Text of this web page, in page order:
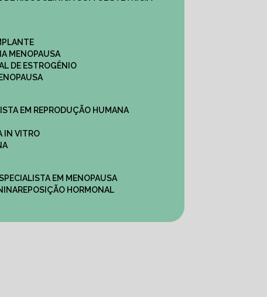
MENOPAUSA
DE ESTROGÊNIO
EM REPRODUÇÃO HUMANA
IN VITRO
EM MENOPAUSA
REPOSIÇÃO HORMONAL